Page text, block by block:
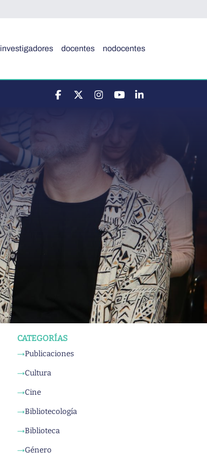
investigadores docentes nodocentes
CATEGORÍAS
→Publicaciones
→Cultura
→Cine
→Bibliotecología
→Biblioteca
→Género